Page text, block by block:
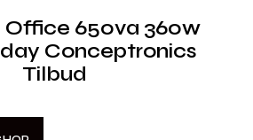
Office 650va 360w
Conceptronics
Tilbud